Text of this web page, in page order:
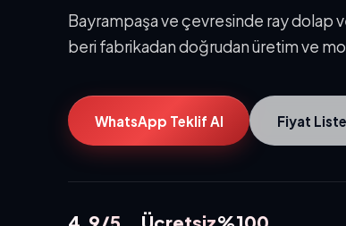
Bayrampaşa ve çevresinde ray dolap
beri fabrikadan doğrudan üretim ve
WhatsApp Teklif Al Fiyat